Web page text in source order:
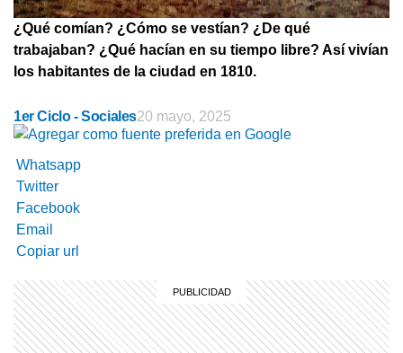
¿Qué comían? ¿Cómo se vestían? ¿De qué
trabajaban? ¿Qué hacían en su tiempo libre? Así vivían
los habitantes de la ciudad en 1810.
1er Ciclo - Sociales20 mayo, 2025
Whatsapp
Twitter
Facebook
Email
Copiar url